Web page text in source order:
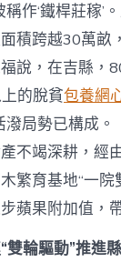
‘鐵桿莊稼’
積跨越30萬畝
說，在吉縣，
的脫貧包養網
局勢已構成。
竭深耕，經
繁育基地“一
蘋果附加值，
雙輪驅動”推進